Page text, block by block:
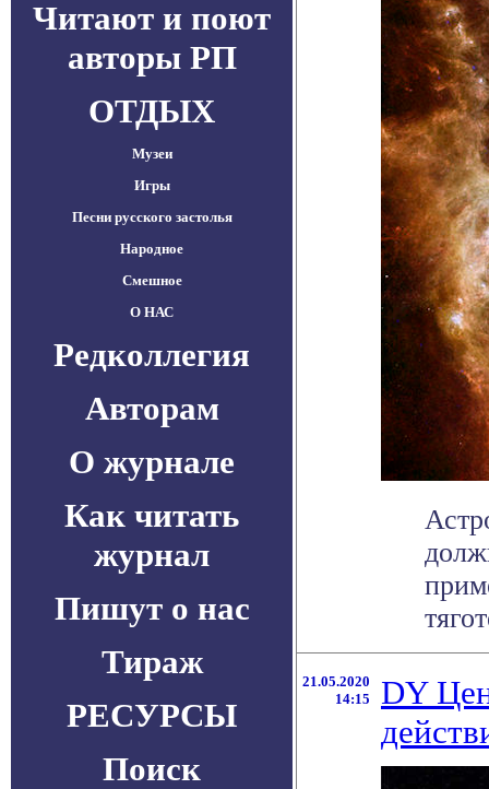
Читают и поют
авторы РП
ОТДЫХ
Музеи
Игры
Песни русского застолья
Народное
Смешное
О НАС
Редколлегия
Авторам
О журнале
Как читать
журнал
Пишут о нас
Тираж
РЕСУРСЫ
Поиск
21.05.2020
14:15
DY